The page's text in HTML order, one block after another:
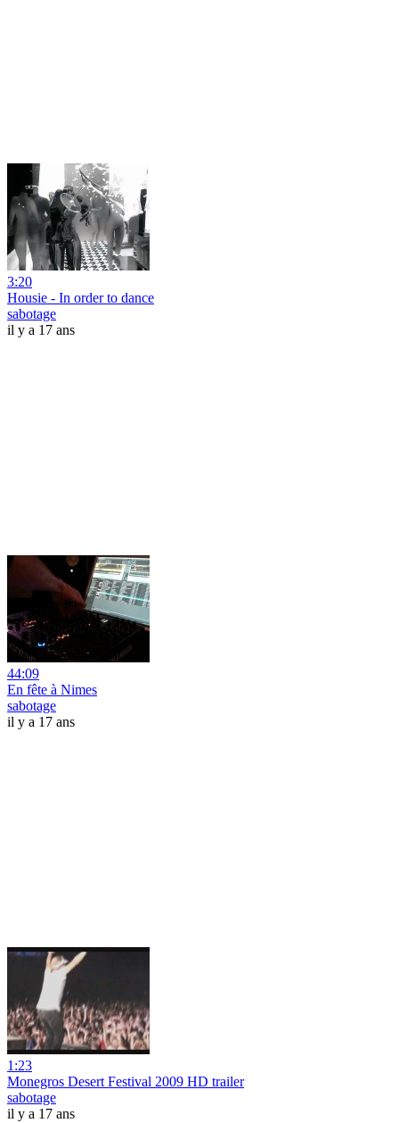
3:20
Housie - In order to dance
sabotage
il y a 17 ans
44:09
En fête à Nimes
sabotage
il y a 17 ans
1:23
Monegros Desert Festival 2009 HD trailer
sabotage
il y a 17 ans